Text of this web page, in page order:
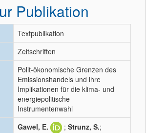
Publikation
Textpublikation
Zeitschriften
Polit-ökonomische Grenzen des
Emissionshandels und ihre
Implikationen für die klima- und
energiepolitische
Instrumentenwahl
Gawel, E. ; Strunz, S.;